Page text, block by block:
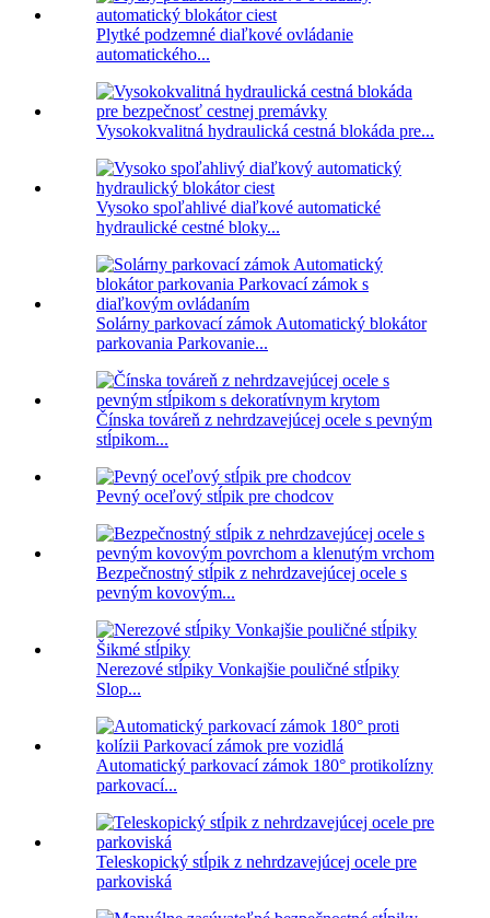
Plytké podzemné diaľkové ovládanie
automatického...
Vysokokvalitná hydraulická cestná blokáda pre...
Vysoko spoľahlivé diaľkové automatické
hydraulické cestné bloky...
Solárny parkovací zámok Automatický blokátor
parkovania Parkovanie...
Čínska továreň z nehrdzavejúcej ocele s pevným
stĺpikom...
Pevný oceľový stĺpik pre chodcov
Bezpečnostný stĺpik z nehrdzavejúcej ocele s
pevným kovovým...
Nerezové stĺpiky Vonkajšie pouličné stĺpiky
Slop...
Automatický parkovací zámok 180° protikolízny
parkovací...
Teleskopický stĺpik z nehrdzavejúcej ocele pre
parkoviská